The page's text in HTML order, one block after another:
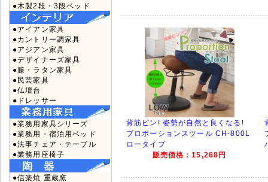
●木製2段・3段ベッド
●アイアン家具
●カントリー調家具
●アジアン家具
●デザイナーズ家具
●籐・ラタン家具
●民芸家具
●仏壇台
●ドレッサー
●業務用家具シリーズ
●業務用・宿泊用ベッド
●法事チェア・テーブル
●業務用座椅子
●信楽焼 重蔵窯
背筋ピン! 姿勢が自然と良くなる!
プロポーションスツール CH-800L
ロータイプ
販売価格：15,268円